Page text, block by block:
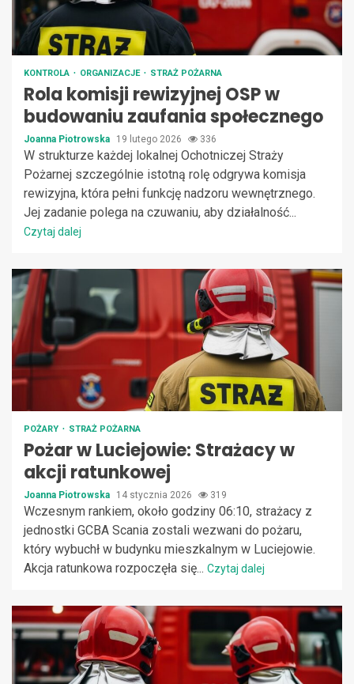
KONTROLA ORGANIZACJE STRAŻ POŻARNA
Rola komisji rewizyjnej OSP w
budowaniu zaufania społecznego
Joanna Piotrowska 19 lutego 2026 336
W strukturze każdej lokalnej Ochotniczej Straży
Pożarnej szczególnie istotną rolę odgrywa komisja
rewizyjna, która pełni funkcję nadzoru wewnętrznego.
Jej zadanie polega na czuwaniu, aby działalność...
Czytaj dalej
POŻARY STRAŻ POŻARNA
Pożar w Luciejowie: Strażacy w
akcji ratunkowej
Joanna Piotrowska 14 stycznia 2026 319
Wczesnym rankiem, około godziny 06:10, strażacy z
jednostki GCBA Scania zostali wezwani do pożaru,
który wybuchł w budynku mieszkalnym w Luciejowie.
Akcja ratunkowa rozpoczęła się... Czytaj dalej